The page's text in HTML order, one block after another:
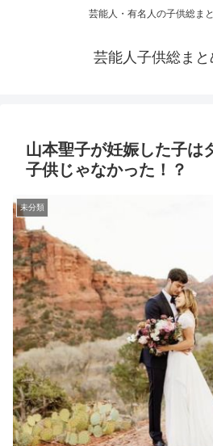
芸能人・有名人の子供総ま
芸能人子供総まと
山本聖子が妊娠した子は
子供じゃなかった！？
未分類